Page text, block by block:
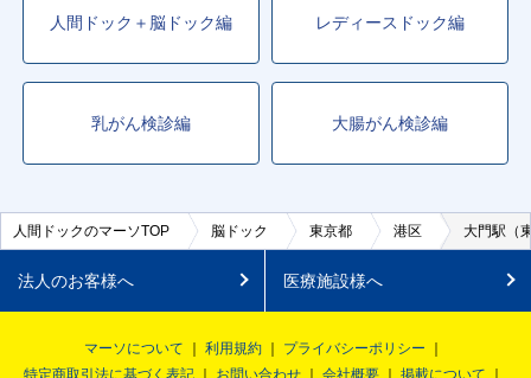
人間ドック＋脳ドック編 レディースドック編
乳がん検診編 大腸がん検診編
人間ドックのマーソTOP 脳ドック 東京都 港区 大門駅（
法人のお客様へ 医療施設様へ
マーソについて 利用規約
プライバシーポリシー
特定商取引法に基づく表記
お問い合わせ 会社概要
掲載について